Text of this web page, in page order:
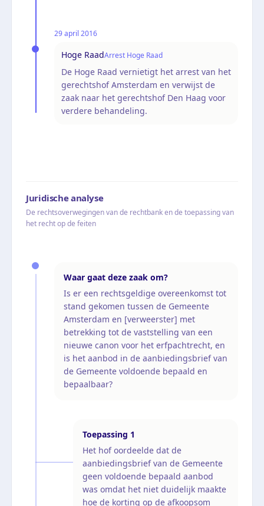
29 april 2016
Hoge RaadArrest Hoge Raad
De Hoge Raad vernietigt het arrest van het
gerechtshof Amsterdam en verwijst de
zaak naar het gerechtshof Den Haag voor
verdere behandeling.
Juridische analyse
De rechtsoverwegingen van de rechtbank en de toepassing van
het recht op de feiten
Waar gaat deze zaak om?
Is er een rechtsgeldige overeenkomst tot
stand gekomen tussen de Gemeente
Amsterdam en [verweerster] met
betrekking tot de vaststelling van een
nieuwe canon voor het erfpachtrecht, en
is het aanbod in de aanbiedingsbrief van
de Gemeente voldoende bepaald en
bepaalbaar?
Toepassing 1
Het hof oordeelde dat de
aanbiedingsbrief van de Gemeente
geen voldoende bepaald aanbod
was omdat het niet duidelijk maakte
hoe de korting op de afkoopsom